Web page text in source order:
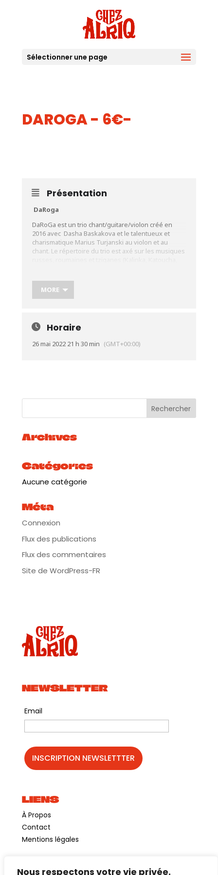
Nous respectons votre vie privée.
Sélectionner une page
DAROGA - 6€-
Présentation
DaRoga
DaRoGa est un trio chant/guitare/violon créé en
2016 avec Dasha Baskakova et le talentueux et
charismatique Marius Turjanski au violon et au
chant. Le répertoire du trio est axé sur les musiques
seront au rendez-vous, et surtout, le charme et le
charisme de Dasha ne laisseront pas indifférents.
Plus d’infos :
MORE
Horaire
26 mai 2022 21 h 30 min (GMT+00:00)
Archives
Catégories
Aucune catégorie
Méta
Connexion
Flux des publications
Flux des commentaires
Site de WordPress-FR
NEWSLETTER
Email
LIENS
À Propos
Contact
Mentions légales
©GuinguetteChezAlriq2026